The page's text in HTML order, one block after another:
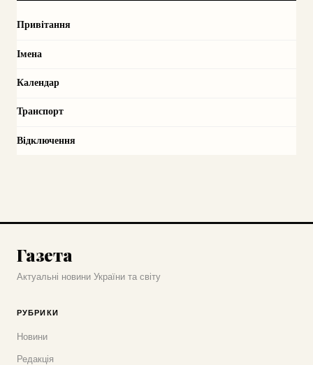
Привітання
Імена
Календар
Транспорт
Відключення
Газета
Актуальні новини України та світу
РУБРИКИ
Новини
Редакція